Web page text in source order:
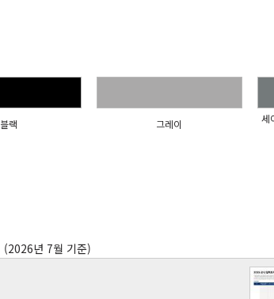
블랙 그레이
세
(2026년 7월 기준)